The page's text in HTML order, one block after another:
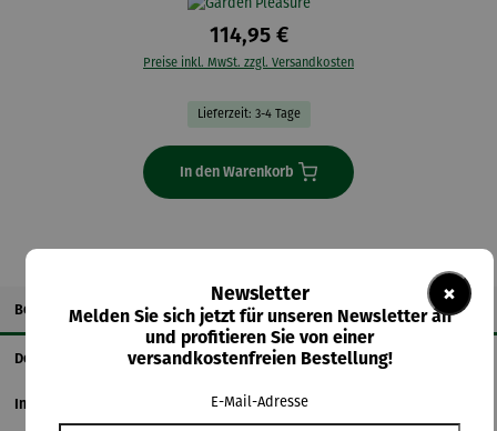
114,95 €
Preise inkl. MwSt. zzgl. Versandkosten
Lieferzeit: 3-4 Tage
In den Warenkorb
Beschreibung
Details
Informationen zum Hersteller
×
Newsletter
Melden Sie sich jetzt für unseren Newsletter an
und profitieren Sie von einer
versandkostenfreien Bestellung!
E-Mail-Adresse